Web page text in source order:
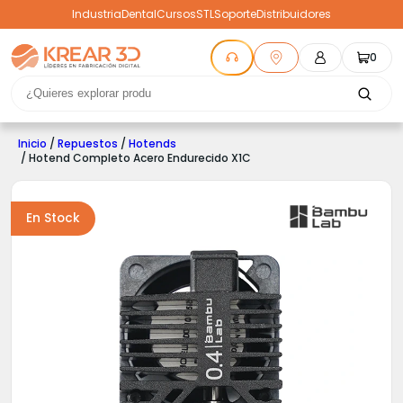
IndustriaDentalCursosSTLSoporteDistribuidores
0
Inicio / Repuestos / Hotends
/ Hotend Completo Acero Endurecido X1C
En Stock